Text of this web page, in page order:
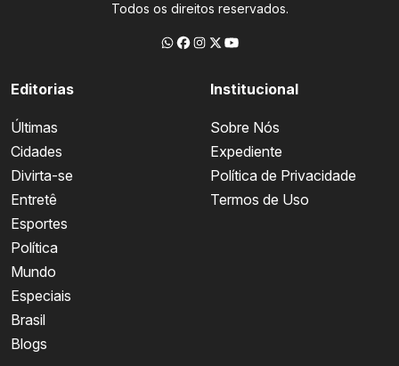
Todos os direitos reservados.
Editorias
Últimas
Cidades
Divirta-se
Entretê
Esportes
Política
Mundo
Especiais
Brasil
Blogs
Institucional
Sobre Nós
Expediente
Política de Privacidade
Termos de Uso